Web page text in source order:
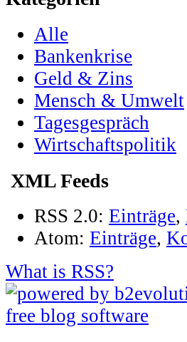
Alle
Bankenkrise
Geld & Zins
Mensch & Umwelt
Tagesgespräch
Wirtschaftspolitik
XML Feeds
RSS 2.0: Einträge,
Atom: Einträge,
What is RSS?